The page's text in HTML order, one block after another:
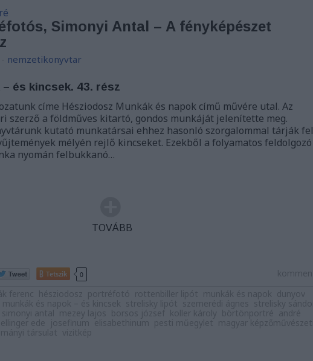
Simonyi Antal – A fényképészet
nemzetikonyvtar
és kincsek. 43. rész
címe Hésziodosz Munkák és napok című művére utal. Az
szerző a földműves kitartó, gondos munkáját jelenítette meg.
kutató munkatársai ehhez hasonló szorgalommal tárják fel
mélyén rejlő kincseket. Ezekből a folyamatos feldolgozó
nyomán felbukkanó…
TOVÁBB
Tetszik 0